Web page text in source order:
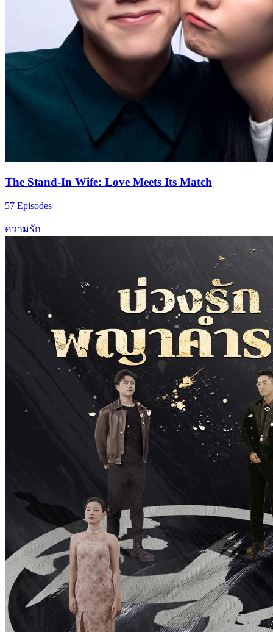
The Stand-In Wife: Love Meets Its Match
57 Episodes
ความรัก